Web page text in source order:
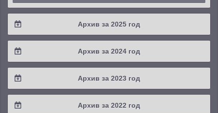
Архив за 2025 год
2025 / #4
2025 / #3
2025 / #1
Архив за 2024 год
2024 / #4
2024 / #3
Архив за 2023 год
2023 / #4
Архив за 2022 год